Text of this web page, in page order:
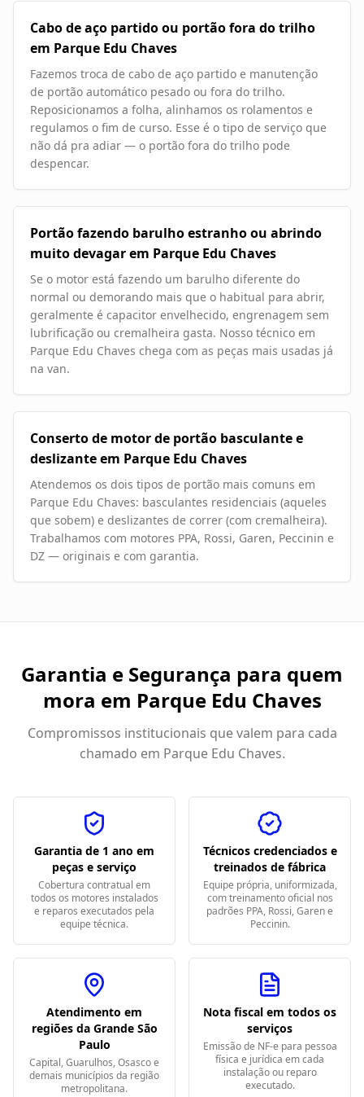
Cabo de aço partido ou portão fora do trilho
em Parque Edu Chaves
Fazemos troca de cabo de aço partido e manutenção
de portão automático pesado ou fora do trilho.
Reposicionamos a folha, alinhamos os rolamentos e
regulamos o fim de curso. Esse é o tipo de serviço que
não dá pra adiar — o portão fora do trilho pode
despencar.
Portão fazendo barulho estranho ou abrindo
muito devagar em Parque Edu Chaves
Se o motor está fazendo um barulho diferente do
normal ou demorando mais que o habitual para abrir,
geralmente é capacitor envelhecido, engrenagem sem
lubrificação ou cremalheira gasta. Nosso técnico em
Parque Edu Chaves chega com as peças mais usadas já
na van.
Conserto de motor de portão basculante e
deslizante em Parque Edu Chaves
Atendemos os dois tipos de portão mais comuns em
Parque Edu Chaves: basculantes residenciais (aqueles
que sobem) e deslizantes de correr (com cremalheira).
Trabalhamos com motores PPA, Rossi, Garen, Peccinin e
DZ — originais e com garantia.
Garantia e Segurança para quem
mora em Parque Edu Chaves
Compromissos institucionais que valem para cada
chamado em Parque Edu Chaves.
Garantia de 1 ano em
peças e serviço
Cobertura contratual em
todos os motores instalados
e reparos executados pela
equipe técnica.
Técnicos credenciados e
treinados de fábrica
Equipe própria, uniformizada,
com treinamento oficial nos
padrões PPA, Rossi, Garen e
Peccinin.
Atendimento em
regiões da Grande São
Paulo
Capital, Guarulhos, Osasco e
demais municípios da região
metropolitana.
Nota fiscal em todos os
serviços
Emissão de NF-e para pessoa
física e jurídica em cada
instalação ou reparo
executado.